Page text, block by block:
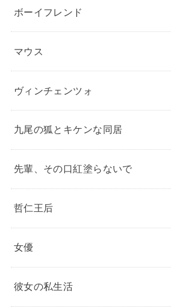
ボーイフレンド
マウス
ヴィンチェンツォ
九尾の狐とキケンな同居
先輩、その口紅塗らないで
哲仁王后
女優
彼女の私生活